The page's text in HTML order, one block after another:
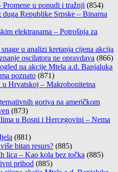
u ponudi i tražnji (854)
Republike Srpske – Binarna
elektranama – Potrošnja za
u analizi kretanja cijena akcija
oscilatora ne opravdava (866)
na akcije Mtela a.d. Banjaluka
poznato (871)
u Hrvatskoj – Makrobonitetna
goriva na američkom
(873)
u Bosni i Hercegovini – Nema
(881)
bitan resurs? (885)
lica – Kao kola bez točka (885)
prihod (885)